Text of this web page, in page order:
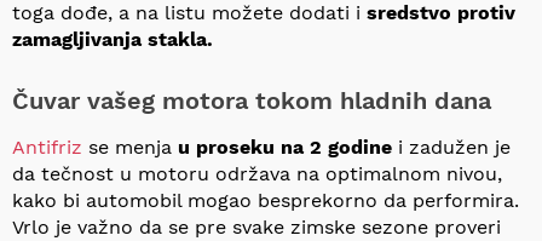
toga dođe, a na listu možete dodati i sredstvo protiv
zamagljivanja stakla.
Čuvar vašeg motora tokom hladnih dana
Antifriz se menja u proseku na 2 godine i zadužen je
da tečnost u motoru održava na optimalnom nivou,
kako bi automobil mogao besprekorno da performira.
Vrlo je važno da se pre svake zimske sezone proveri